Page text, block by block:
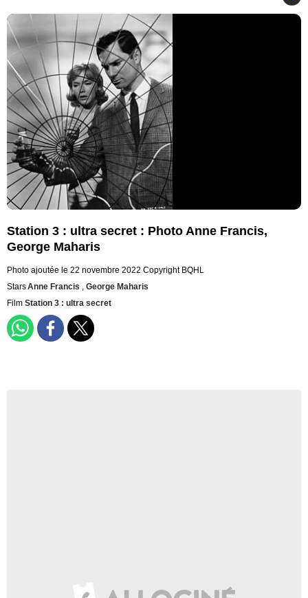
Station 3 : ultra secret : Photo Anne Francis,
George Maharis
Photo ajoutée le 22 novembre 2022 Copyright BQHL
StarsAnne Francis , George Maharis
Film Station 3 : ultra secret